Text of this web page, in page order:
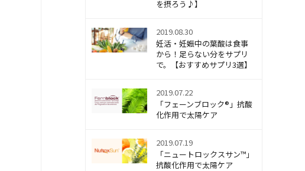
を摂ろう♪】
2019.08.30
妊活・妊娠中の葉酸は食事
から！足らない分をサプリ
で。【おすすめサプリ3選】
2019.07.22
「フェーンブロック®」抗酸
化作用で太陽ケア
2019.07.19
「ニュートロックスサン™」
抗酸化作用で太陽ケア